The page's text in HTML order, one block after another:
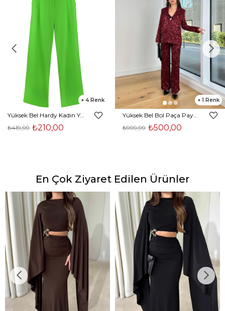
4
Yüksek Bel Hardy Kadın Yeşil Palazzo Pantolon 23K000407
₺210,00
₺419,99
1
₺500,00
₺999,99
En Çok Ziyaret Edilen Ürünler